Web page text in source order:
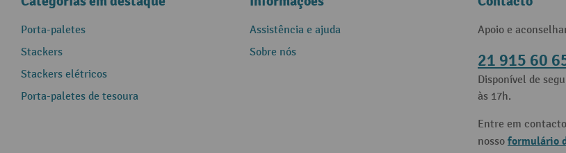
Porta-paletes
Stackers
Stackers elétricos
Porta-paletes de tesoura
Assistência e ajuda
Sobre nós
Apoio e
21 915 60
Disponível de
às 17h.
Entre em
nosso formulário